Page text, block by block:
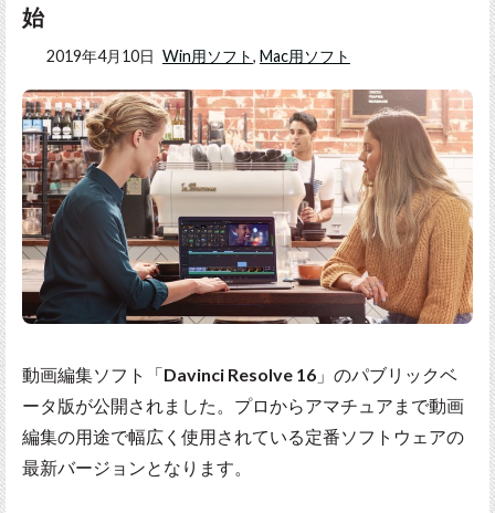
始
2019年4月10日 Win用ソフト, Mac用ソフト
動画編集ソフト「Davinci Resolve 16 」のパブリックベ
ータ版が公開されました。プロからアマチュアまで動画
編集の用途で幅広く使用されている定番ソフトウェアの
最新バージョンとなります。